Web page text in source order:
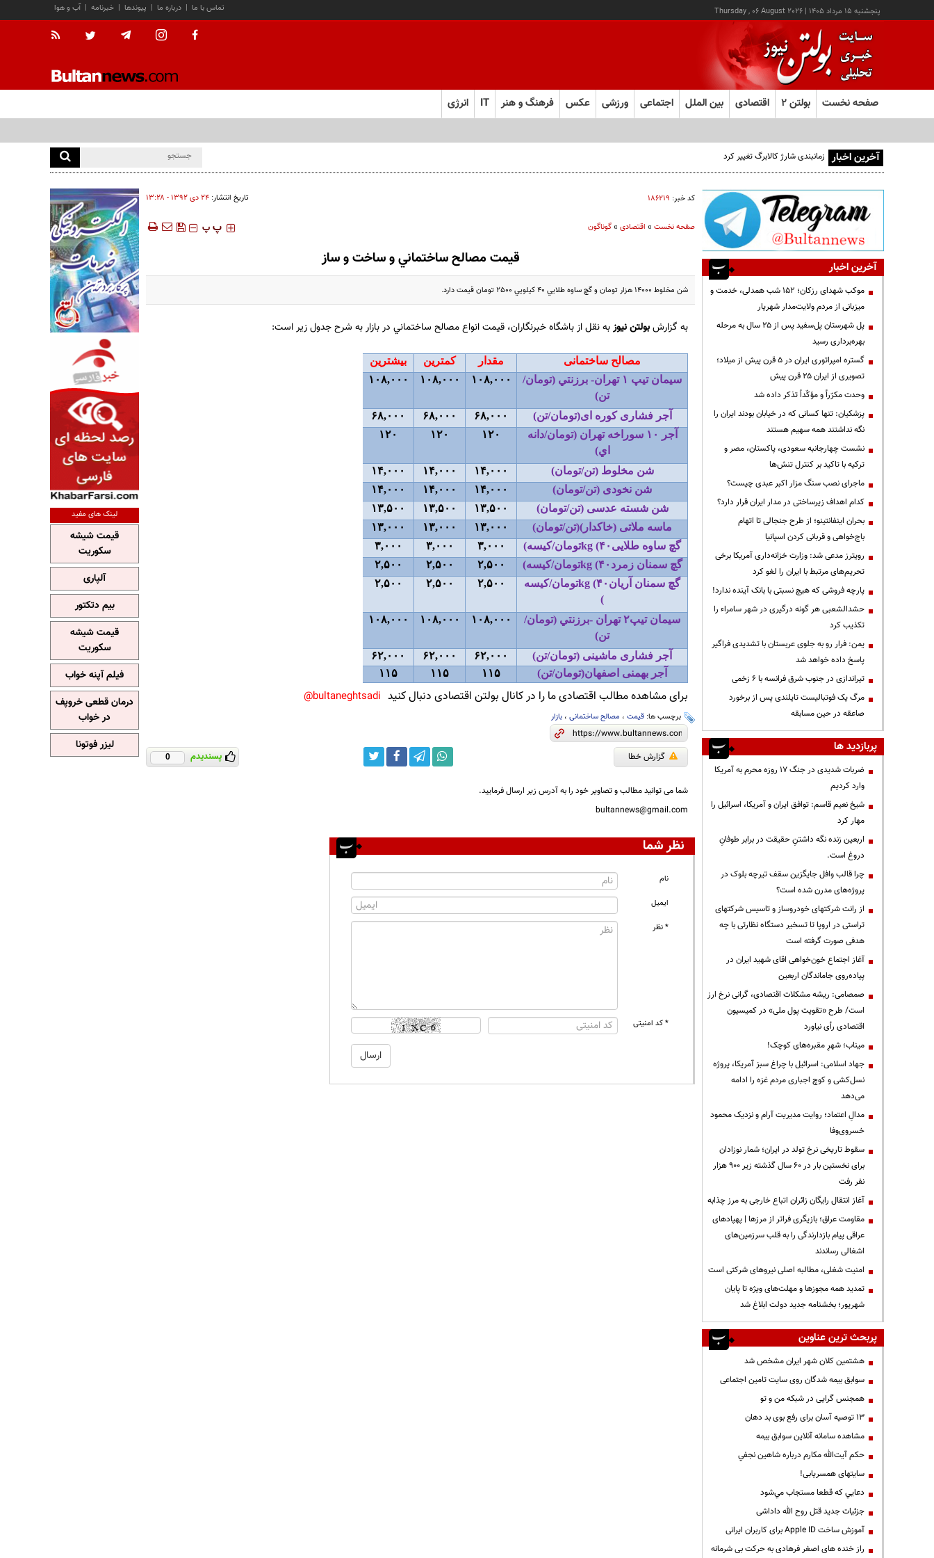
پنجشنبه ۱۵ مرداد ۱۴۰۵ |
Thursday , 06 August 2026 آب و هوا | خبرنامه | پیوندها | درباره ما | تماس با ما
صفحه نخست بولتن ۲ اقتصادی بین الملل اجتماعی ورزشی عکس فرهنگ و هنر IT انرژی
آخرین اخبار زمانبندی شارژ کالابرگ تغییر کرد
کد خبر: ۱۸۶۲۱۹ تاریخ انتشار: ۲۴ دی ۱۳۹۲ - ۱۳:۲۸
صفحه نخست» اقتصادی»گوناگون ‍‍‍ پ پ
قيمت مصالح ساختماني و ساخت و ساز
شن مخلوط 14000 هزار تومان و گچ ساوه طلايي 40 كيلويي 2500 تومان قيمت دارد.
به گزارشبولتن نیوزبه نقل از باشگاه خبرنگاران، قيمت انواع مصالح ساختماني در بازار به شرح جدول زير است:
مصالح ساختمانی مقدار کمترین
بیشترین
سیمان تیپ ۱ تهران- برزنتي (تومان/
تن(
۱۰۸,۰۰۰ ۱۰۸,۰۰۰ ۱۰۸,۰۰۰
آجر فشاری کوره ای(تومان/تن( ۶۸,۰۰۰ ۶۸,۰۰۰
۶۸,۰۰۰
آجر
۱۰ سوراخه تهران (تومان/دانه
اي(
۱۲۰ ۱۲۰ ۱۲۰
شن مخلوط (تن/تومان( ۱۴,۰۰۰ ۱۴,۰۰۰
۱۴,۰۰۰
شن نخودی (تن/تومان( ۱۴,۰۰۰ ۱۴,۰۰۰
۱۴,۰۰۰
شن شسته عدسی (تن/تومان( ۱۳,۵۰۰ ۱۳,۵۰۰
۱۳,۵۰۰
ماسه ملاتی (خاکدار)(تن/تومان( ۱۳,۰۰۰ ۱۳,۰۰۰
۱۳,۰۰۰
گچ ساوه طلایی ۴۰kg (تومان/كيسه( ۳,۰۰۰ ۳,۰۰۰
۳,۰۰۰
گچ سمنان زمرد ۴۰kg (تومان/كيسه( ۲,۵۰۰ ۲,۵۰۰
۲,۵۰۰
گچ سمنان آریان ۴۰kg (تومان/كيسه
(
۲,۵۰۰ ۲,۵۰۰ ۲,۵۰۰
سیمان تیپ۲تهران -برزنتي (تومان/
تن(
۱۰۸,۰۰۰ ۱۰۸,۰۰۰ ۱۰۸,۰۰۰
آجر فشاری ماشینی (تومان/تن( ۶۲,۰۰۰ ۶۲,۰۰۰
۶۲,۰۰۰
آجر بهمنی اصفهان(تومان/تن( ۱۱۵ ۱۱۵ ۱۱۵
برای مشاهده مطالب اقتصادی ما را در کانال بولتن اقتصادی دنبال کنید bultaneghtsadi@
برچسب ها: قیمت، مصالح ساختمانی، بازار
گزارش خطا پسندیدم 0
شما می توانید مطالب و تصاویر خود را به آدرس زیر ارسال فرمایید.
bultannews@gmail.com
نظر شما
نام
ایمیل
* نظر
* کد امنیتی
آخرین اخبار
موکب شهدای رزکان؛ ۱۵۲ شب همدلی، خدمت و
میزبانی از مردم ولایت‌مدار شهریار
پل شهرستان پل‌سفید پس از ۲۵ سال به مرحله
بهره‌برداری رسید
گستره امپراتوری ایران در ۵ قرن پیش از میلاد؛
تصویری از ایران ۲۵ قرن پیش
وحدت مکرّراً و مؤکّداً تذکر داده شد
پزشکیان: تنها کسانی که در خیابان بودند ایران را
نگه نداشتند همه سهیم هستند
نشست چهارجانبه سعودی، پاکستان، مصر و
ترکیه با تاکید بر کنترل تنش‌ها
ماجرای نصب سنگ مزار اکبر عبدی چیست؟
کدام اهداف زیرساختی در مدار ایران قرار دارد؟
بحران اینفانتینو؛ از طرح جنجالی تا اتهام
باج‌خواهی و قربانی کردن اسپانیا
رویترز مدعی شد: وزارت خزانه‌داری آمریکا برخی
تحریم‌های مرتبط با ایران را لغو کرد
پارچه فروشی که هیچ نسبتی با بانک آینده ندارد!
حشدالشعبی هر گونه درگیری در شهر سامراء را
تکذیب کرد
یمن: فرار رو به جلوی عربستان با تشدیدی فراگیر
پاسخ داده خواهد شد
تیراندازی در جنوب شرق فرانسه با ۶ زخمی
مرگ یک فوتبالیست تایلندی پس از برخورد
صاعقه در حین مسابقه
پربازدید ها
ضربات شدیدی در جنگ ۱۷ روزه محرم به آمریکا
وارد کردیم
شیخ نعیم قاسم: توافق ایران و آمریکا، اسرائیل را
مهار کرد
اربعین زنده نگه داشتنِ حقیقت در برابر طوفانِ
دروغ است.
چرا قالب وافل جایگزین سقف تیرچه بلوک در
پروژه‌های مدرن شده است؟
از رانت‌ شرکتهای خودروساز و تاسیس شرکتهای
تراستی در اروپا تا تسخیر دستگاه نظارتی با چه
هدفی صورت گرفته است
آغاز اجتماع خون‌خواهی اقای شهید ایران در
پیاده‌روی جاماندگان اربعین
صمصامی: ریشه مشکلات اقتصادی، گرانی نرخ ارز
است/ طرح «تقویت پول ملی» در کمیسیون
اقتصادی رأی نیاورد
میناب؛ شهرِ مقبره‌های کوچک!
جهاد اسلامی: اسرائیل با چراغ سبز آمریکا، پروژه
نسل‌کشی و کوچ اجباری مردم غزه را ادامه
می‌دهد
مدالِ اعتماد؛ روایت مدیریت آرام و نزدیک محمود
خسروی‌وفا
سقوط تاریخی نرخ تولد در ایران؛ شمار نوزادان
برای نخستین بار در ۶۰ سال گذشته زیر ۹۰۰ هزار
نفر رفت
آغاز انتقال رایگان زائران اتباع خارجی به مرز چذابه
مقاومت عراق؛ بازیگری فراتر از مرزها | پهپادهای
عراقی پیام بازدارندگی را به قلب سرزمین‌های
اشغالی رساندند
‌امنیت شغلی، مطالبه اصلی نیروهای شرکتی است
تمدید همه مجوزها و مهلت‌های ویژه تا پایان
شهریور؛ بخشنامه جدید دولت ابلاغ شد
پربحث ترین عناوین
هشتمین کلان شهر ایران مشخص شد
سوابق بیمه شدگان روی سایت تامین اجتماعی
همجنس گرایی در شبکه من و تو
13 توصیه آسان برای رفع بوی بد دهان
مشاهده سامانه آنلاين سوابق بیمه
حكم آيت‌الله مكارم درباره شاهين نجفي
سایتهای همسریابی!
دعايي كه قطعا مستجاب مي‌شود
جزئیات جدید قتل روح الله داداشی
آموزش ساخت Apple ID برای کاربران ایرانی
راز خنده های اصغر فرهادی به حرکت بی شرمانه
لینک های مفید
قیمت شیشه
سکوریت
آلپاری
بیم دتکتور
قیمت شیشه
سکوریت
فیلم آپنه خواب
درمان قطعی خروپف
در خواب
لیزر فوتونا